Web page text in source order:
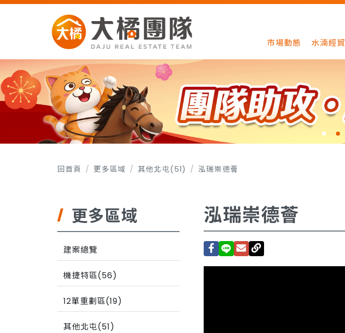
市場動態 水湳經貿
回首頁 更多區域 其他北屯(51) 泓瑞崇德薈
更多區域
建案總覽
機捷特區(56)
12單重劃區(19)
其他北屯(51)
泓瑞崇德薈